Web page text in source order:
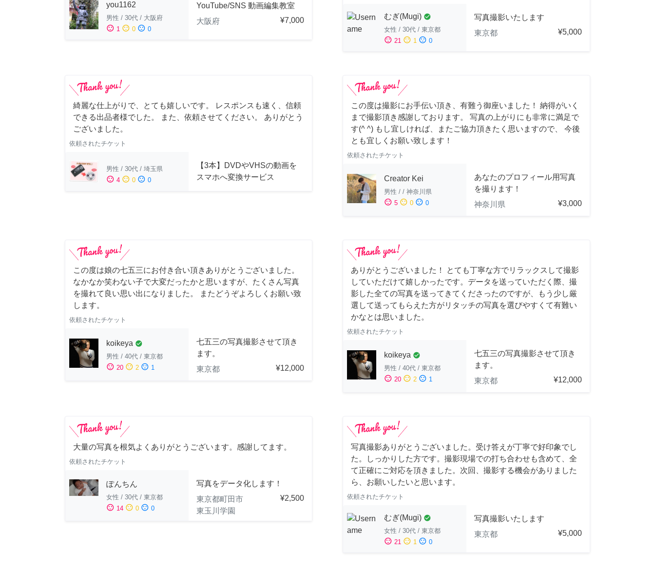
you1162
男性 / 30代 / 大阪府
sentiment_satisfied 1 sentiment_neutral 0 sentiment_dissatisfied 0
YouTube/SNS 動画編集教室
大阪府
¥7,000 むぎ(Mugi) check_circle
女性 / 30代 / 東京都
sentiment_satisfied 21 sentiment_neutral 1 sentiment_dissatisfied 0
写真撮影いたします
東京都
¥5,000
綺麗な仕上がりで、とても嬉しいです。 レスポンスも速く、信頼
できる出品者様でした。 また、依頼させてください。 ありがとう
ございました。
依頼されたチケット
男性 / 30代 / 埼玉県
sentiment_satisfied 4 sentiment_neutral 0 sentiment_dissatisfied 0
【3本】DVDやVHSの動画を
スマホへ変換サービス
この度は撮影にお手伝い頂き、有難う御座いました！ 納得がいく
まで撮影頂き感謝しております。 写真の上がりにも非常に満足で
す(^ ^) もし宜しければ、またご協力頂きたく思いますので、 今後
とも宜しくお願い致します！
依頼されたチケット
Creator Kei
男性 / / 神奈川県
sentiment_satisfied 5 sentiment_neutral 0 sentiment_dissatisfied 0
あなたのプロフィール用写真
を撮ります！
神奈川県
¥3,000
この度は娘の七五三にお付き合い頂きありがとうございました。
なかなか笑わない子で大変だったかと思いますが、たくさん写真
を撮れて良い思い出になりました。 またどうぞよろしくお願い致
します。
依頼されたチケット
koikeya check_circle
男性 / 40代 / 東京都
sentiment_satisfied 20 sentiment_neutral 2 sentiment_dissatisfied 1
七五三の写真撮影させて頂き
ます。
東京都
¥12,000
ありがとうございました！ とても丁寧な方でリラックスして撮影
していただけて嬉しかったです。データを送っていただく際、撮
影した全ての写真を送ってきてくださったのですが、もう少し厳
選して送ってもらえた方がリタッチの写真を選びやすくて有難い
かなとは思いました。
依頼されたチケット
koikeya check_circle
男性 / 40代 / 東京都
sentiment_satisfied 20 sentiment_neutral 2 sentiment_dissatisfied 1
七五三の写真撮影させて頂き
ます。
東京都
¥12,000
大量の写真を根気よくありがとうございます。感謝してます。
依頼されたチケット
ぽんちん
女性 / 30代 / 東京都
sentiment_satisfied 14 sentiment_neutral 0 sentiment_dissatisfied 0
写真をデータ化します！
東京都町田市
東玉川学園
¥2,500
写真撮影ありがとうございました。受け答えが丁寧で好印象でし
た。しっかりした方です。撮影現場での打ち合わせも含めて、全
て正確にご対応を頂きました。次回、撮影する機会がありました
ら、お願いしたいと思います。
依頼されたチケット
むぎ(Mugi) check_circle
女性 / 30代 / 東京都
sentiment_satisfied 21 sentiment_neutral 1 sentiment_dissatisfied 0
写真撮影いたします
東京都
¥5,000